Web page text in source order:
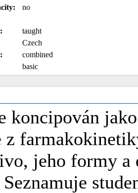
no
taught
Czech
combined
basic
koncipován
z
jeho formy a
Seznamuje